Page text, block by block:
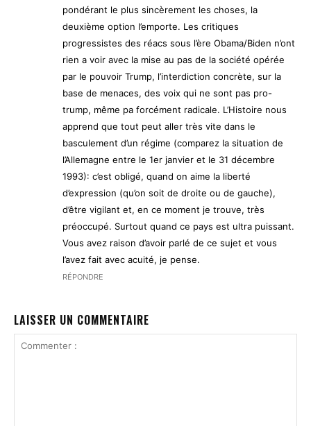
pondérant le plus sincèrement les choses, la
deuxième option l’emporte. Les critiques
progressistes des réacs sous l’ère Obama/Biden n’ont
rien a voir avec la mise au pas de la société opérée
par le pouvoir Trump, l’interdiction concrète, sur la
base de menaces, des voix qui ne sont pas pro-
trump, même pa forcément radicale. L’Histoire nous
apprend que tout peut aller très vite dans le
basculement d’un régime (comparez la situation de
l’Allemagne entre le 1er janvier et le 31 décembre
1993): c’est obligé, quand on aime la liberté
d’expression (qu’on soit de droite ou de gauche),
d’être vigilant et, en ce moment je trouve, très
préoccupé. Surtout quand ce pays est ultra puissant.
Vous avez raison d’avoir parlé de ce sujet et vous
l’avez fait avec acuité, je pense.
RÉPONDRE
LAISSER UN COMMENTAIRE